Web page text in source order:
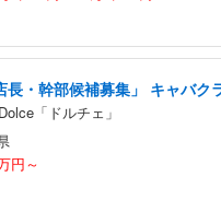
長・幹部候補募集」 キャバク
「ドルチェ」
円～